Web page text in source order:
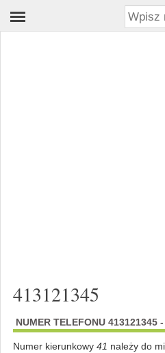
413121345
NUMER TELEFONU 413121345
Numer kierunkowy 41 należy do